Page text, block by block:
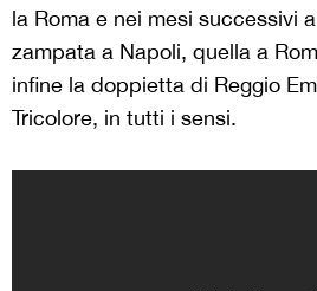
la Roma e nei mesi successivi
zampata a Napoli, quella a
infine la doppietta di Reggio
Tricolore, in tutti i sensi.